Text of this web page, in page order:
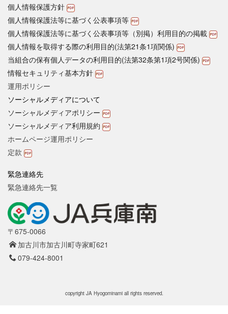
個人情報保護方針
個人情報保護法等に基づく公表事項等
個人情報保護法等に基づく公表事項等（別掲）利用目的の掲載
個人情報を取得する際の利用目的(法第21条1項関係)
当組合の保有個人データの利用目的(法第32条第1項2号関係)
情報セキュリティ基本方針
運用ポリシー
ソーシャルメディアについて
ソーシャルメディアポリシー
ソーシャルメディア利用規約
ホームページ運用ポリシー
定款
緊急連絡先
緊急連絡先一覧
〒675-0066
加古川市加古川町寺家町621
079-424-8001
copyright JA Hyogominami all rights reserved.